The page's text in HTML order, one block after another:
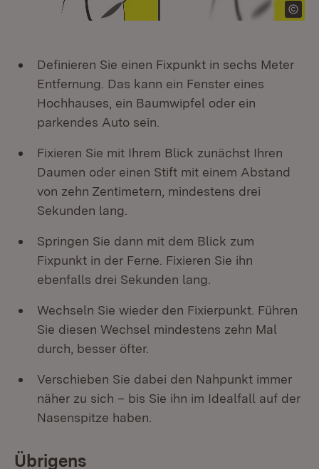
Definieren Sie einen Fixpunkt in sechs Meter
Entfernung. Das kann ein Fenster eines
Hochhauses, ein Baumwipfel oder ein
parkendes Auto sein.
Fixieren Sie mit Ihrem Blick zunächst Ihren
Daumen oder einen Stift mit einem Abstand
von zehn Zentimetern, mindestens drei
Sekunden lang.
Springen Sie dann mit dem Blick zum
Fixpunkt in der Ferne. Fixieren Sie ihn
ebenfalls drei Sekunden lang.
Wechseln Sie wieder den Fixierpunkt. Führen
Sie diesen Wechsel mindestens zehn Mal
durch, besser öfter.
Verschieben Sie dabei den Nahpunkt immer
näher zu sich – bis Sie ihn im Idealfall auf der
Nasenspitze haben.
Übrigens